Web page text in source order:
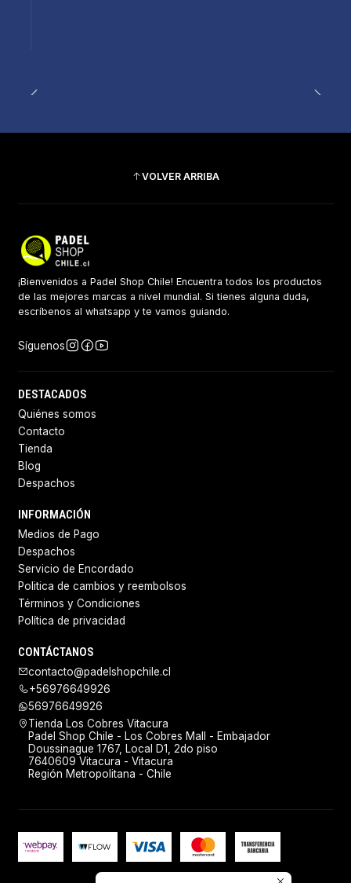
VOLVER ARRIBA
¡Bienvenidos a Padel Shop Chile! Encuentra todos los productos
de las mejores marcas a nivel mundial. Si tienes alguna duda,
escríbenos al whatsapp y te vamos guiando.
Síguenos
DESTACADOS
Quiénes somos
Contacto
Tienda
Blog
Despachos
INFORMACIÓN
Medios de Pago
Despachos
Servicio de Encordado
Politica de cambios y reembolsos
Términos y Condiciones
Política de privacidad
CONTÁCTANOS
contacto@padelshopchile.cl
+56976649926
56976649926
Tienda Los Cobres Vitacura
Padel Shop Chile - Los Cobres Mall - Embajador
Doussinague 1767, Local D1, 2do piso
7640609 Vitacura - Vitacura
Región Metropolitana - Chile